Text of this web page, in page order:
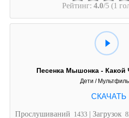
Рейтинг: 4.0/5 (1
Песенка Мышонка - Какой
Дети /
Прослушиваний 1433 | Загрузок